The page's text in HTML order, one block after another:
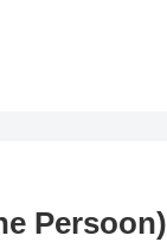
Persoon)